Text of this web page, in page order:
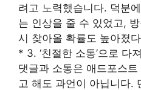
려고 노력했습니다. 덕분
는 인상을 줄 수 있었고,
시 찾아올 확률도 높아졌
* 3. ‘친절한 소통’으로 다
댓글과 소통은 애드포스트
고 해도 과언이 아닙니다.